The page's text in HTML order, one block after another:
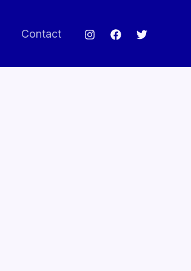
Contact